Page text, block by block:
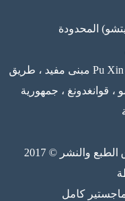
المحدودة
مبنى مفيد ، طريق Pu Xin ، Lilin Zhen ، منطقة Zhongkai الوطنية
، قوانغدونغ ، جمهورية
حقوق الطبع والنشر © 2017 Useful Industrial Limited جميع
كامل